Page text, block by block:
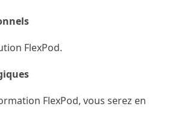
FlexPod.
FlexPod, vous serez en